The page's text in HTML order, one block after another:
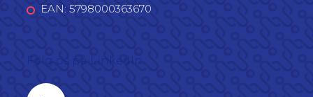
EAN: 5798000363670
Linkedin profil